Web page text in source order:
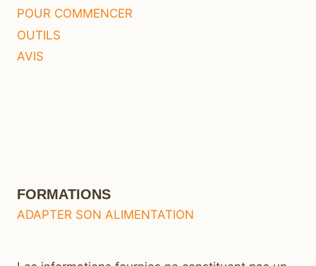
POUR COMMENCER
OUTILS
AVIS
FORMATIONS
ADAPTER SON ALIMENTATION